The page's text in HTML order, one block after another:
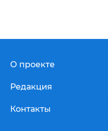
О проекте
Редакция
Контакты